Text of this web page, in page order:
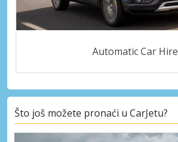
Automatic Car Hire
Što još možete pronaći u CarJetu?